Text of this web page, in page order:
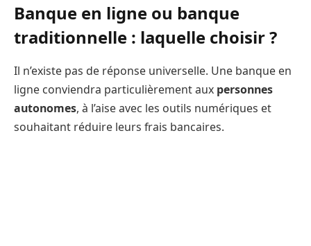
Banque en ligne ou banque
traditionnelle : laquelle choisir ?
Il n’existe pas de réponse universelle. Une banque en
ligne conviendra particulièrement aux personnes
autonomes, à l’aise avec les outils numériques et
souhaitant réduire leurs frais bancaires.